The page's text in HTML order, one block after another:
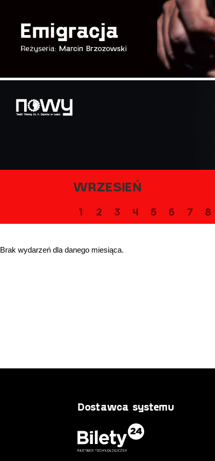
WRZESIEŃ
1 2 3 4 5 6 7 8
Brak wydarzeń dla danego miesiąca.
Dostawca systemu